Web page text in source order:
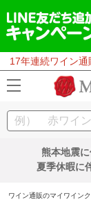
17年連続ワイン通
熊本地震
夏季休暇に
ワイン通販のマイワイン